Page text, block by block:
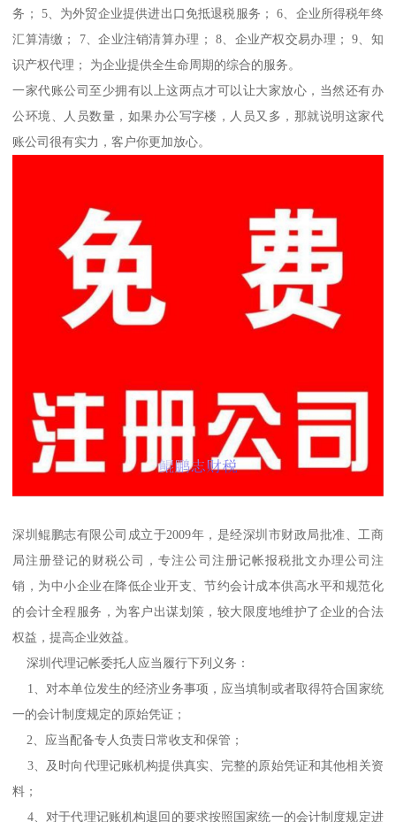
务； 5、为外贸企业提供进出口免抵退税服务； 6、企业所得税年终
汇算清缴； 7、企业注销清算办理； 8、企业产权交易办理； 9、知
识产权代理； 为企业提供全生命周期的综合的服务。
一家代账公司至少拥有以上这两点才可以让大家放心，当然还有办
公环境、人员数量，如果办公写字楼，人员又多，那就说明这家代
账公司很有实力，客户你更加放心。
深圳鲲鹏志有限公司成立于2009年，是经深圳市财政局批准、工商
局注册登记的财税公司，专注公司注册记帐报税批文办理公司注
销，为中小企业在降低企业开支、节约会计成本供高水平和规范化
的会计全程服务，为客户出谋划策，较大限度地维护了企业的合法
权益，提高企业效益。
深圳代理记帐委托人应当履行下列义务：
1、对本单位发生的经济业务事项，应当填制或者取得符合国家统
一的会计制度规定的原始凭证；
2、应当配备专人负责日常收支和保管；
3、及时向代理记账机构提供真实、完整的原始凭证和其他相关资
料；
4、对于代理记账机构退回的要求按照国家统一的会计制度规定进